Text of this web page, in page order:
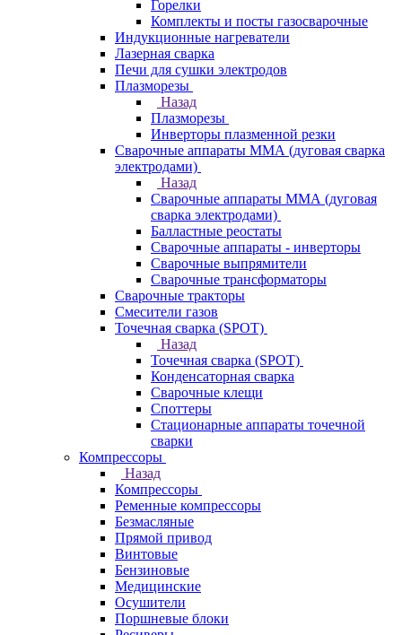
Горелки
Комплекты и посты газосварочные
Индукционные нагреватели
Лазерная сварка
Печи для сушки электродов
Плазморезы
Назад
Плазморезы
Инверторы плазменной резки
Сварочные аппараты ММА (дуговая сварка
электродами)
Назад
Сварочные аппараты ММА (дуговая
сварка электродами)
Балластные реостаты
Сварочные аппараты - инверторы
Сварочные выпрямители
Сварочные трансформаторы
Сварочные тракторы
Смесители газов
Точечная сварка (SPOT)
Назад
Точечная сварка (SPOT)
Конденсаторная сварка
Сварочные клещи
Споттеры
Стационарные аппараты точечной
сварки
Компрессоры
Назад
Компрессоры
Ременные компрессоры
Безмасляные
Прямой привод
Винтовые
Бензиновые
Медицинские
Осушители
Поршневые блоки